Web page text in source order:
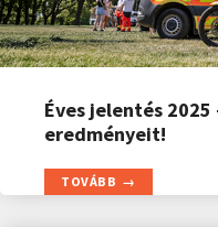
Éves jelentés
eredményeit!
TOVÁBB